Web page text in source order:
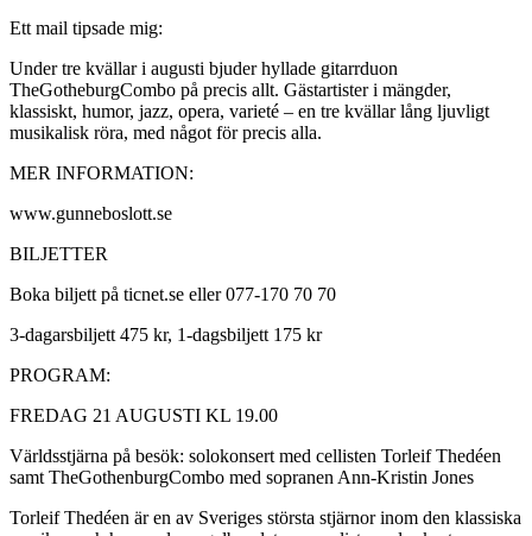
Ett mail tipsade mig:
Under tre kvällar i augusti bjuder hyllade gitarrduon
TheGotheburgCombo på precis allt. Gästartister i mängder,
klassiskt, humor, jazz, opera, varieté – en tre kvällar lång ljuvligt
musikalisk röra, med något för precis alla.
MER INFORMATION:
www.gunneboslott.se
BILJETTER
Boka biljett på ticnet.se eller 077-170 70 70
3-dagarsbiljett 475 kr, 1-dagsbiljett 175 kr
PROGRAM:
FREDAG 21 AUGUSTI KL 19.00
Världsstjärna på besök: solokonsert med cellisten Torleif Thedéen
samt TheGothenburgCombo med sopranen Ann-Kristin Jones
Torleif Thedéen är en av Sveriges största stjärnor inom den klassiska